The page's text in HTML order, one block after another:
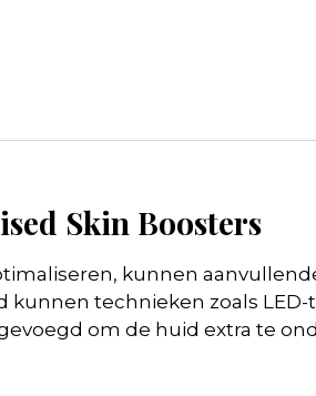
Skin Boosters
kunnen
kunnen technieken zoals
om de huid extra te